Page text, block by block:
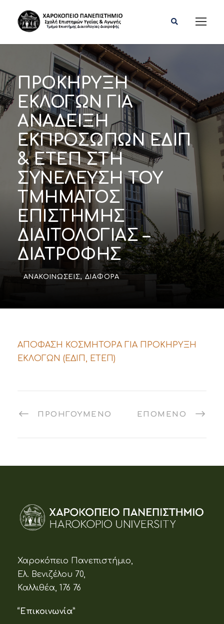
ΠΡΟΚΗΡΥΞΗ
ΕΚΛΟΓΩΝ ΓΙΑ
ΑΝΑΔΕΙΞΗ
ΕΚΠΡΟΣΩΠΩΝ ΕΔΙΠ
& ΕΤΕΠ ΣΤΗ
ΣΥΝΕΛΕΥΣΗ ΤΟΥ
ΤΜΗΜΑΤΟΣ
ΕΠΙΣΤΗΜΗΣ
ΔΙΑΙΤΟΛΟΓΙΑΣ –
ΔΙΑΤΡΟΦΗΣ
ΑΝΑΚΟΙΝΏΣΕΙΣ, ΔΙΆΦΟΡΑ
ΑΠΟΦΑΣΗ ΚΟΣΜΗΤΟΡΑ ΓΙΑ ΠΡΟΚΗΡΥΞΗ
ΕΚΛΟΓΩΝ (ΕΔΙΠ, ΕΤΕΠ)
ΠΡΟΗΓΟΎΜΕΝΟ ΕΠΌΜΕΝΟ
Χαροκόπειο Πανεπιστήμιο,
Ελ. Βενιζέλου 70,
Καλλιθέα, 176 76
“Επικοινωνία”